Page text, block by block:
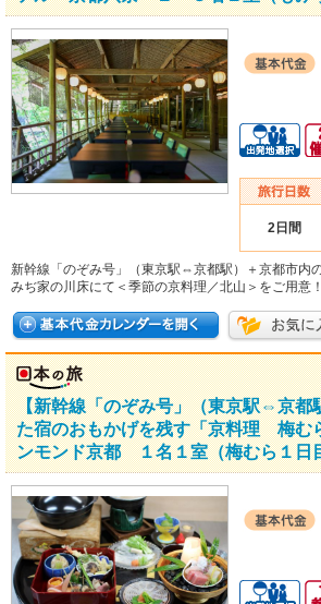
2日間
新幹線「のぞみ号」（東京駅⇔京都駅）＋京都市内
みぢ家の川床にて＜季節の京料理／北山＞をご用意！
【新幹線「のぞみ号」（東京駅⇔京都
た宿のおもかげを残す「京料理 梅む
ンモンド京都 １名１室（梅むら１日